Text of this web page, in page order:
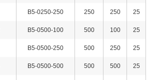
B5-0250-250 250 250 25
B5-0500-100 500 100 25
B5-0500-250 500 250 25
B5-0500-500 500 500 25